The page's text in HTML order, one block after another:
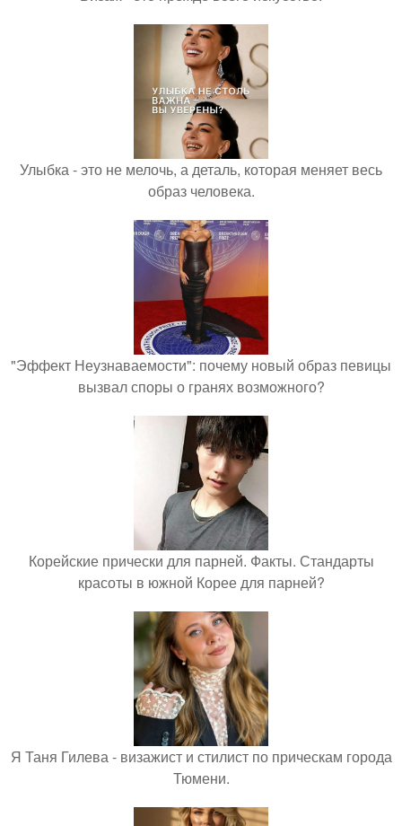
Улыбка - это не мелочь, а деталь, которая меняет весь
образ человека.
"Эффект Неузнаваемости": почему новый образ певицы
вызвал споры о гранях возможного?
Корейские прически для парней. Факты. Стандарты
красоты в южной Корее для парней?
Я Таня Гилева - визажист и стилист по прическам города
Тюмени.